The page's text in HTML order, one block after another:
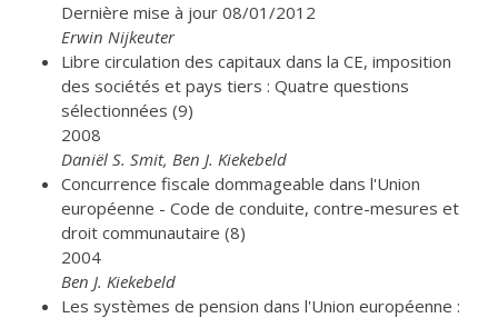
Dernière mise à jour 08/01/2012
Erwin Nijkeuter
Libre circulation des capitaux dans la CE, imposition
des sociétés et pays tiers : Quatre questions
sélectionnées (9)
2008
Daniël S. Smit, Ben J. Kiekebeld
Concurrence fiscale dommageable dans l'Union
européenne - Code de conduite, contre-mesures et
droit communautaire (8)
2004
Ben J. Kiekebeld
Les systèmes de pension dans l'Union européenne :